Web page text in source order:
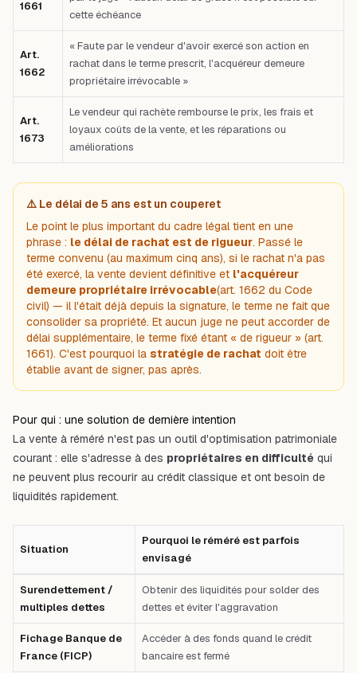
1661
cette échéance
Art.
1662
« Faute par le vendeur d'avoir exercé son action en
rachat dans le terme prescrit, l'acquéreur demeure
propriétaire irrévocable »
Art.
1673
Le vendeur qui rachète rembourse le prix, les frais et
loyaux coûts de la vente, et les réparations ou
améliorations
⚠️ Le délai de 5 ans est un couperet
Le point le plus important du cadre légal tient en une
phrase : le délai de rachat est de rigueur. Passé le
terme convenu (au maximum cinq ans), si le rachat n'a pas
été exercé, la vente devient définitive et l'acquéreur
demeure propriétaire irrévocable(art. 1662 du Code
civil) — il l'était déjà depuis la signature, le terme ne fait que
consolider sa propriété. Et aucun juge ne peut accorder de
délai supplémentaire, le terme fixé étant « de rigueur » (art.
1661). C'est pourquoi la stratégie de rachat doit être
établie avant de signer, pas après.
Pour qui : une solution de dernière intention
La vente à réméré n'est pas un outil d'optimisation patrimoniale
courant : elle s'adresse à des propriétaires en difficulté qui
ne peuvent plus recourir au crédit classique et ont besoin de
liquidités rapidement.
Situation
Pourquoi le réméré est parfois
envisagé
Surendettement /
multiples dettes
Obtenir des liquidités pour solder des
dettes et éviter l'aggravation
Fichage Banque de
France (FICP)
Accéder à des fonds quand le crédit
bancaire est fermé